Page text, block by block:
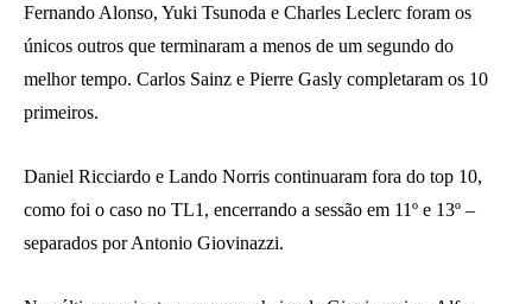
Fernando Alonso, Yuki Tsunoda e Charles Leclerc foram os
únicos outros que terminaram a menos de um segundo do
melhor tempo. Carlos Sainz e Pierre Gasly completaram os 10
primeiros.
Daniel Ricciardo e Lando Norris continuaram fora do top 10,
como foi o caso no TL1, encerrando a sessão em 11º e 13º –
separados por Antonio Giovinazzi.